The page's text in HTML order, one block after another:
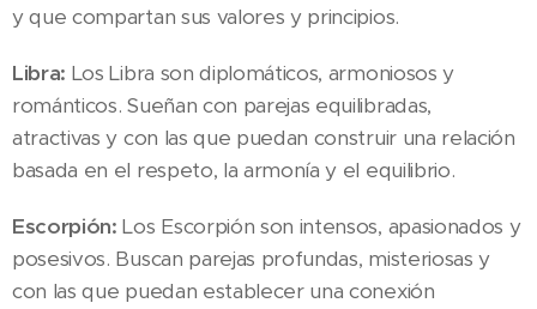
y que compartan sus valores y principios.
Libra: Los Libra son diplomáticos, armoniosos y
románticos. Sueñan con parejas equilibradas,
atractivas y con las que puedan construir una relación
basada en el respeto, la armonía y el equilibrio.
Escorpión: Los Escorpión son intensos, apasionados y
posesivos. Buscan parejas profundas, misteriosas y
con las que puedan establecer una conexión